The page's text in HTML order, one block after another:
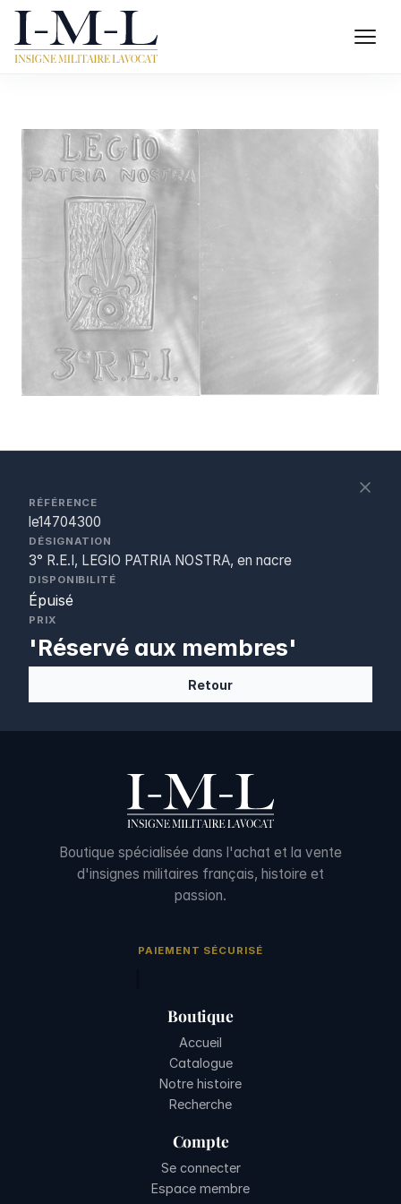
RÉFÉRENCE
le14704300
DÉSIGNATION
3° R.E.I, LEGIO PATRIA NOSTRA, en nacre
DISPONIBILITÉ
Épuisé
PRIX
'Réservé aux membres'
Retour
Boutique spécialisée dans l'achat et la vente
d'insignes militaires français, histoire et
passion.
PAIEMENT SÉCURISÉ
Boutique
Accueil
Catalogue
Notre histoire
Recherche
Compte
Se connecter
Espace membre